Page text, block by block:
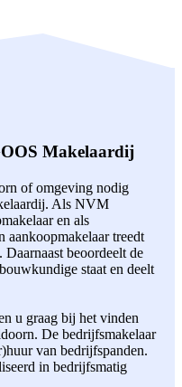
Makelaardij
of omgeving nodig
Als NVM
en als
aankoopmakelaar treedt
beoordeelt de
staat en deelt
u graag bij het vinden
De bedrijfsmakelaar
van bedrijfspanden.
in bedrijfsmatig